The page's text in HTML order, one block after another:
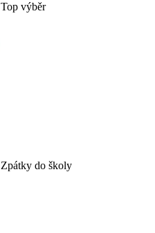
Top výběr
Zpátky do školy